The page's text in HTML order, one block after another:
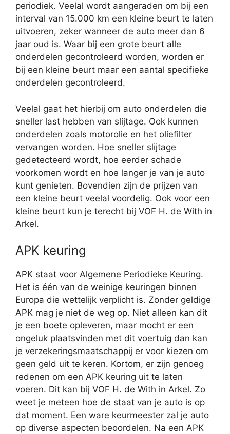
periodiek. Veelal wordt aangeraden om bij een
interval van 15.000 km een kleine beurt te laten
uitvoeren, zeker wanneer de auto meer dan 6
jaar oud is. Waar bij een grote beurt alle
onderdelen gecontroleerd worden, worden er
bij een kleine beurt maar een aantal specifieke
onderdelen gecontroleerd.
Veelal gaat het hierbij om auto onderdelen die
sneller last hebben van slijtage. Ook kunnen
onderdelen zoals motorolie en het oliefilter
vervangen worden. Hoe sneller slijtage
gedetecteerd wordt, hoe eerder schade
voorkomen wordt en hoe langer je van je auto
kunt genieten. Bovendien zijn de prijzen van
een kleine beurt veelal voordelig. Ook voor een
kleine beurt kun je terecht bij VOF H. de With in
Arkel.
APK keuring
APK staat voor Algemene Periodieke Keuring.
Het is één van de weinige keuringen binnen
Europa die wettelijk verplicht is. Zonder geldige
APK mag je niet de weg op. Niet alleen kan dit
je een boete opleveren, maar mocht er een
ongeluk plaatsvinden met dit voertuig dan kan
je verzekeringsmaatschappij er voor kiezen om
geen geld uit te keren. Kortom, er zijn genoeg
redenen om een APK keuring uit te laten
voeren. Dit kan bij VOF H. de With in Arkel. Zo
weet je meteen hoe de staat van je auto is op
dat moment. Een ware keurmeester zal je auto
op diverse aspecten beoordelen. Na een APK